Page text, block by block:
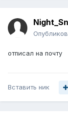
отписал на почту
Вставить ник